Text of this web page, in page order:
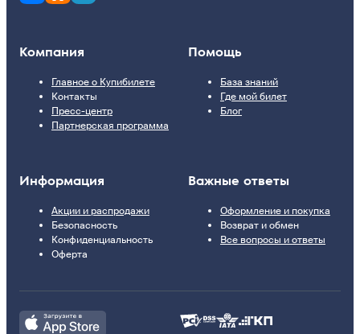
Компания
Главное о Купибилете
Контакты
Пресс-центр
Партнерская программа
Помощь
База знаний
Где мой билет
Блог
Информация
Акции и распродажи
Безопасность
Конфиденциальность
Оферта
Важные ответы
Оформление и покупка
Возврат и обмен
Все вопросы и ответы